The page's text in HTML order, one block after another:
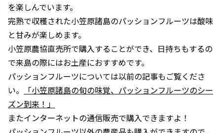
を楽しんでいます。
完熟で収穫された小笠原諸島のパッションフルーツは酸味
と甘みが楽しめます。
小笠原農協直売所で購入することができ、日持ちもするの
で来島の際にはお土産におすすめです。
パッションフルーツについては以前の記事もご覧くださ
い。
「小笠原諸島の旬の味覚、パッションフルーツのシー
ズン到来！」
またインターネットの通信販売で購入できますよ！